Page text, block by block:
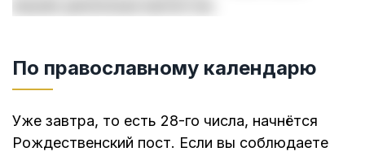
По православному календарю
Уже завтра, то есть 28-го числа, начнётся
Рождественский пост. Если вы соблюдаете